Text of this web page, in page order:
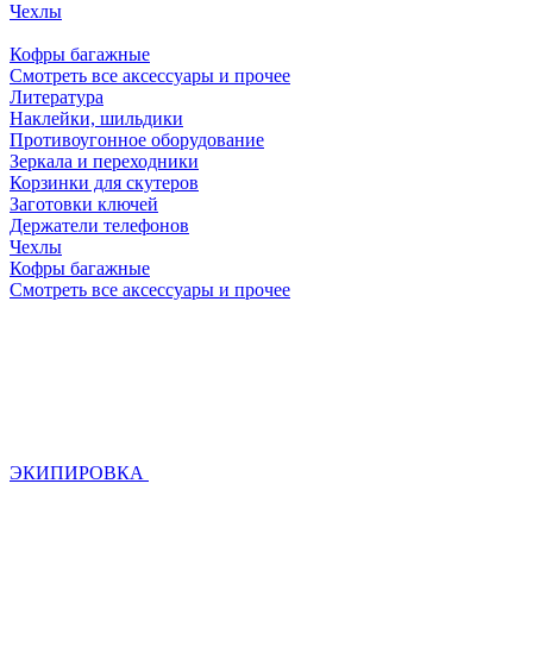
Чехлы
Кофры багажные
Смотреть все аксессуары и прочее
Литература
Наклейки, шильдики
Противоугонное оборудование
Зеркала и переходники
Корзинки для скутеров
Заготовки ключей
Держатели телефонов
Чехлы
Кофры багажные
Смотреть все аксессуары и прочее
ЭКИПИРОВКА